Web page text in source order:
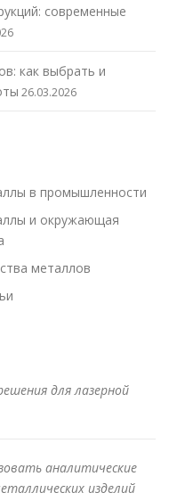
современные
как выбрать и
26.03.2026
в промышленности
и окружающая
металлов
для лазерной
аналитические
изделий